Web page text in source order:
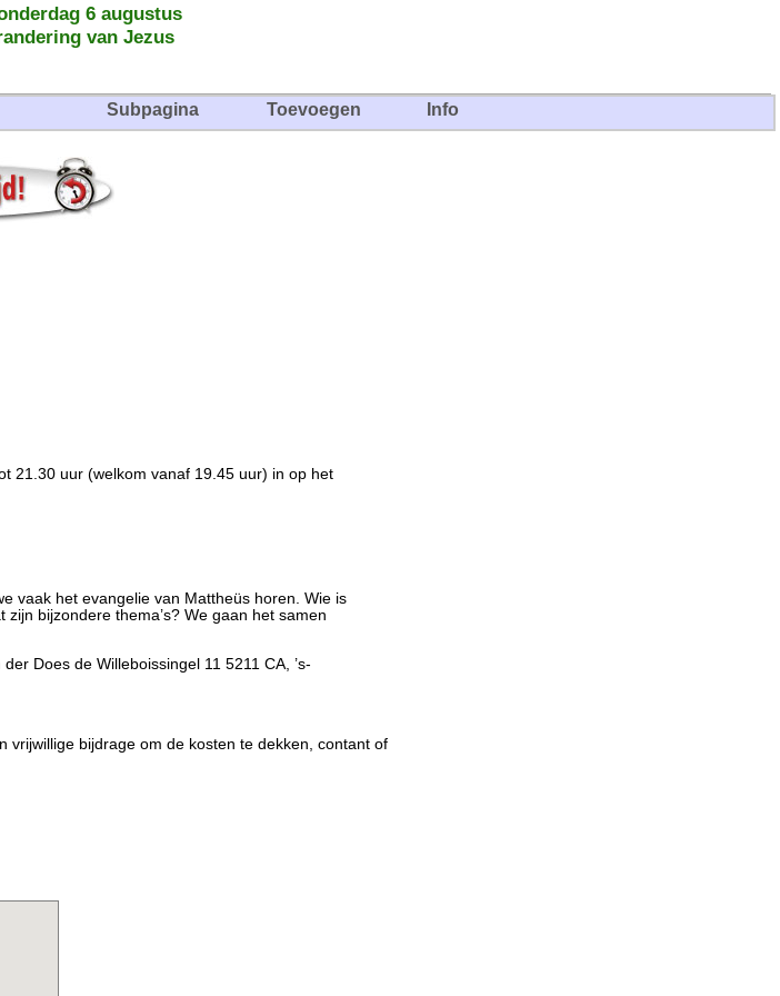
6 augustus
van Jezus
Subpagina Toevoegen Info
21.30 uur (welkom vanaf 19.45 uur) in op het
vaak het evangelie van Mattheüs horen. Wie is
bijzondere thema’s? We gaan het samen
Does de Willeboissingel 11 5211 CA, ’s-
vrijwillige bijdrage om de kosten te dekken, contant of